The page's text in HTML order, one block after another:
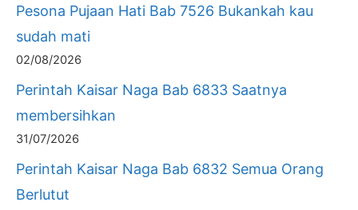
Pesona Pujaan Hati Bab 7526 Bukankah kau
sudah mati
02/08/2026
Perintah Kaisar Naga Bab 6833 Saatnya
membersihkan
31/07/2026
Perintah Kaisar Naga Bab 6832 Semua Orang
Berlutut